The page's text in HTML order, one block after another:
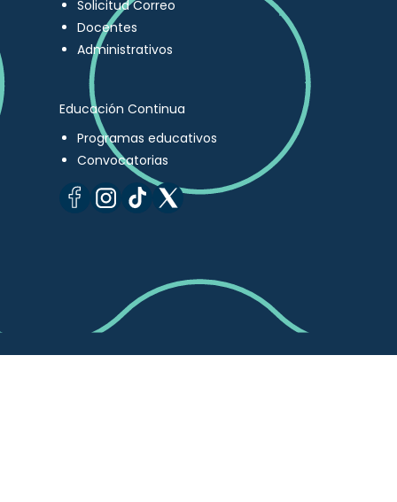
Solicitud Correo
Docentes
Administrativos
Educación Continua
Programas educativos
Convocatorias